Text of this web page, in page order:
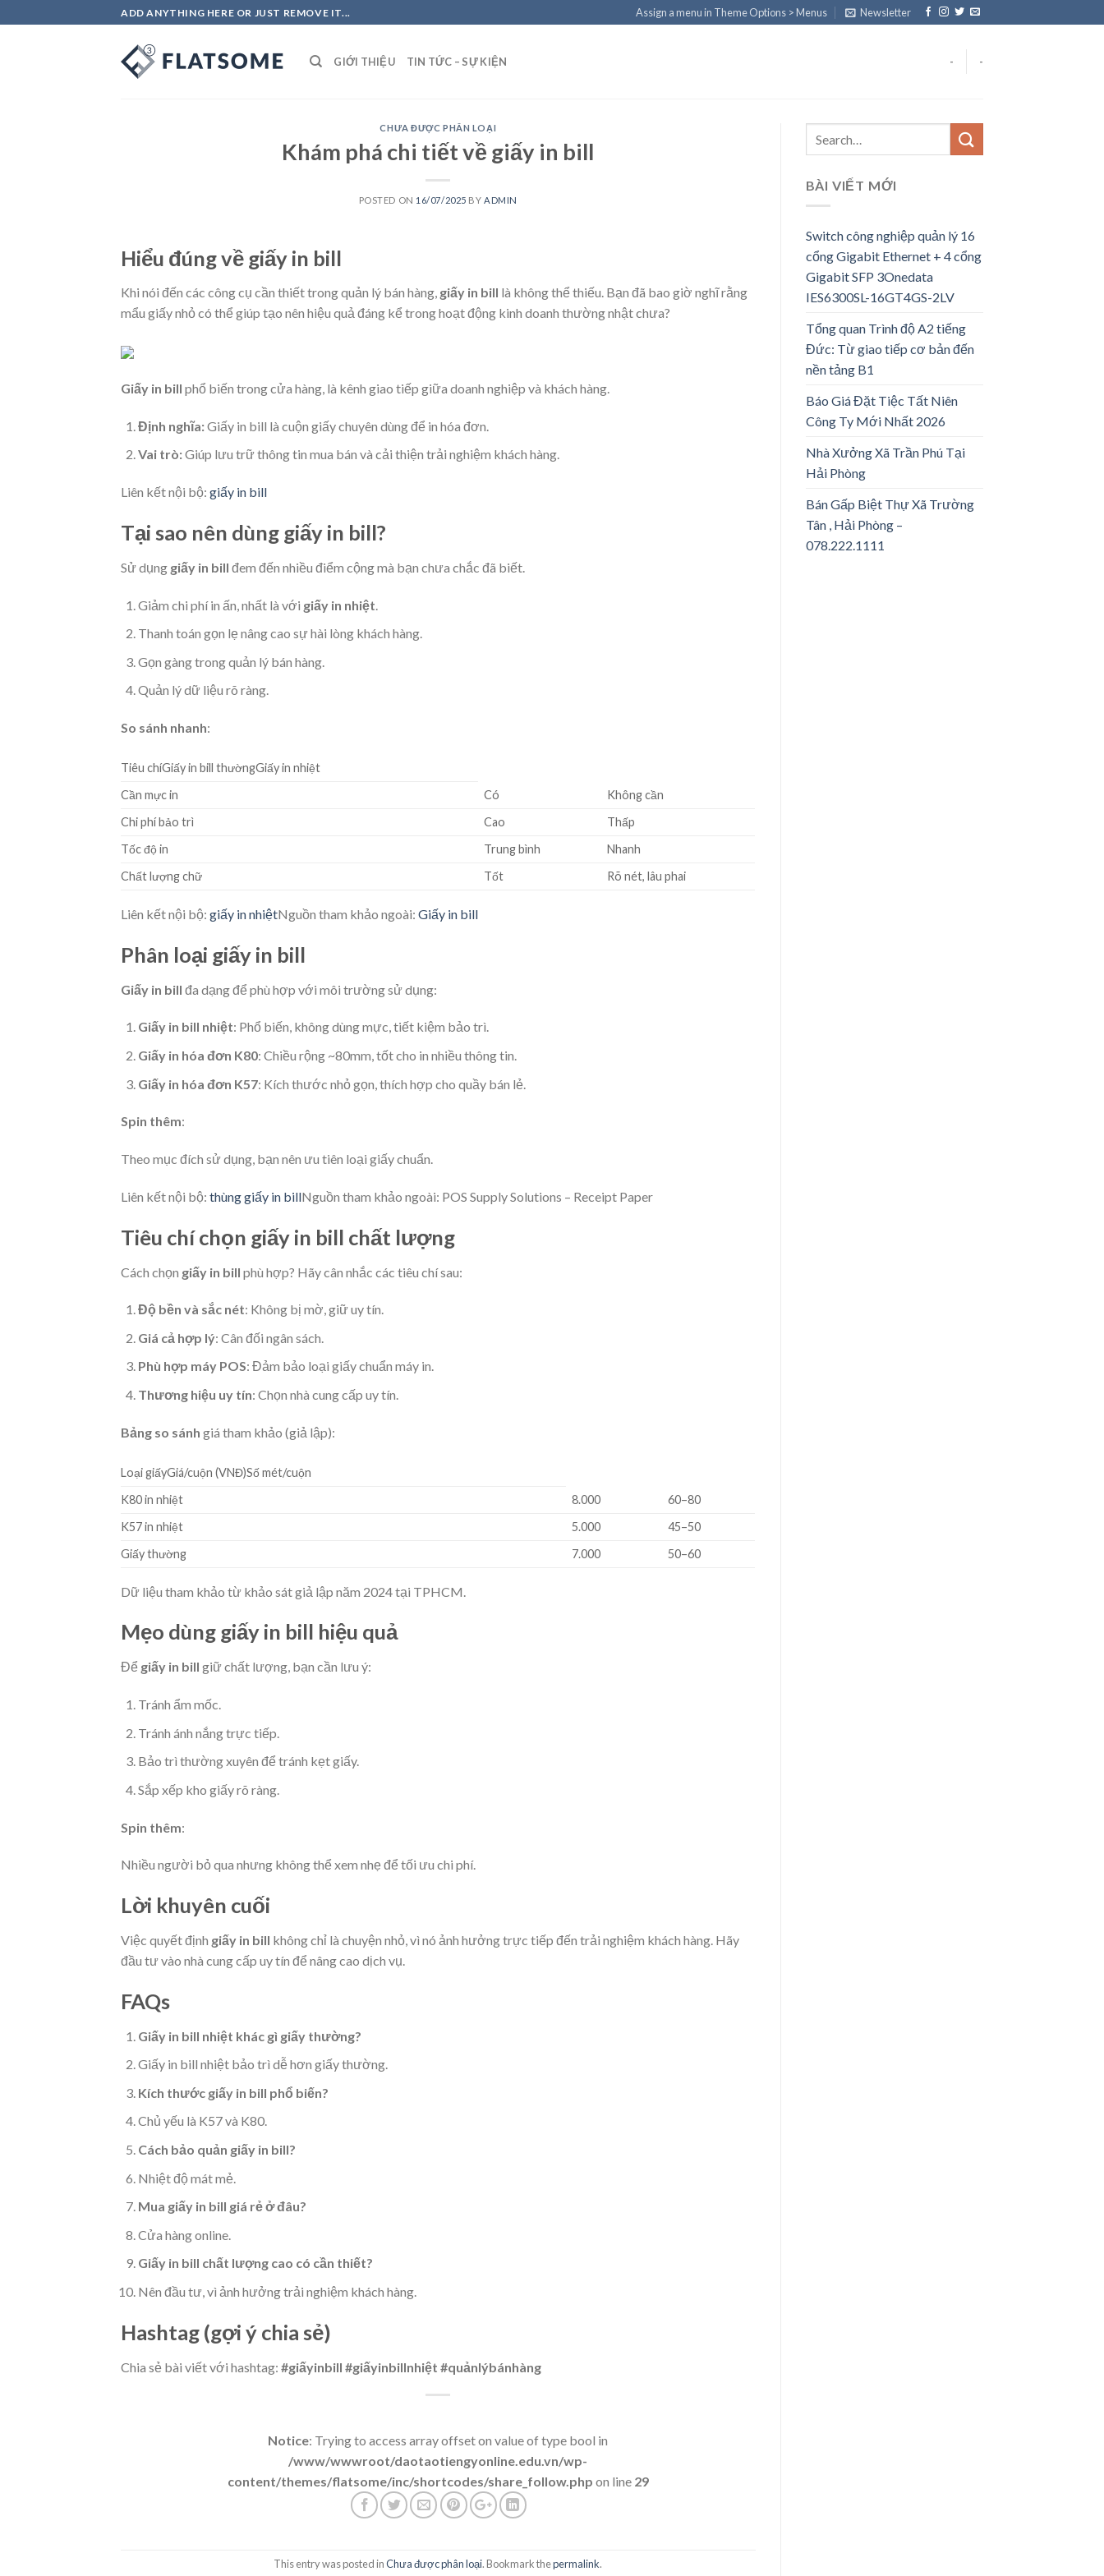
to
ADD ANYTHING HERE OR JUST REMOVE IT... Assign a menu in Theme Options > Menus Newsletter
GIỚI THIỆU TIN TỨC – SỰ KIỆN - -
CHƯA ĐƯỢC PHÂN LOẠI
Khám phá chi tiết về giấy in bill
POSTED ON 16/07/2025 BY ADMIN
Hiểu đúng về giấy in bill
Khi nói đến các công cụ cần thiết trong quản lý bán hàng, giấy in bill là không thể thiếu. Bạn đã bao giờ nghĩ rằng
mẩu giấy nhỏ có thể giúp tạo nên hiệu quả đáng kể trong hoạt động kinh doanh thường nhật chưa?
Giấy in bill phổ biến trong cửa hàng, là kênh giao tiếp giữa doanh nghiệp và khách hàng.
Định nghĩa:Giấy in bill là cuộn giấy chuyên dùng để in hóa đơn.
Vai trò:Giúp lưu trữ thông tin mua bán và cải thiện trải nghiệm khách hàng.
Liên kết nội bộ: giấy in bill
Tại sao nên dùng giấy in bill?
Sử dụng giấy in bill đem đến nhiều điểm cộng mà bạn chưa chắc đã biết.
Giảm chi phí in ấn, nhất là với giấy in nhiệt
Thanh toán gọn lẹ nâng cao sự hài lòng khách hàng.
Gọn gàng trong quản lý bán hàng.
Quản lý dữ liệu rõ ràng.
So sánh nhanh:
Tiêu chíGiấy in bill thườngGiấy in nhiệt
Cần mực in
Có
Không cần
Chi phí bảo trì
Cao
Thấp
Tốc độ in
Trung bình
Nhanh
Chất lượng chữ
Tốt Rõ nét, lâu phai
Liên kết nội bộ: giấy in nhiệtNguồn tham khảo ngoài: Giấy in bill
Phân loại giấy in bill
Giấy in bill đa dạng để phù hợp với môi trường sử dụng:
Giấy in bill nhiệt: Phổ biến, không dùng mực, tiết kiệm bảo trì.
Giấy in hóa đơn K80: Chiều rộng ~80mm, tốt cho in nhiều thông tin.
Giấy in hóa đơn K57: Kích thước nhỏ gọn, thích hợp cho quầy bán lẻ.
Spin thêm:
Theo mục đích sử dụng, bạn nên ưu tiên loại giấy chuẩn.
Liên kết nội bộ: thùng giấy in billNguồn tham khảo ngoài: POS Supply Solutions – Receipt Paper
Tiêu chí chọn giấy in bill chất lượng
Cách chọn giấy in bill phù hợp? Hãy cân nhắc các tiêu chí sau:
Độ bền và sắc nét: Không bị mờ, giữ uy tín.
Giá cả hợp lý: Cân đối ngân sách.
Phù hợp máy POS: Đảm bảo loại giấy chuẩn máy in.
Thương hiệu uy tín: Chọn nhà cung cấp uy tín.
Bảng so sánh giá tham khảo (giả lập):
Loại giấyGiá/cuộn (VNĐ)Số mét/cuộn
K80 in nhiệt
8.000
60–80
K57 in nhiệt
5.000
45–50
Giấy thường
7.000 50–60
Dữ liệu tham khảo từ khảo sát giả lập năm 2024 tại TPHCM.
Mẹo dùng giấy in bill hiệu quả
Để giấy in bill giữ chất lượng, bạn cần lưu ý:
Tránh ẩm mốc.
Tránh ánh nắng trực tiếp.
Bảo trì thường xuyên để tránh kẹt giấy.
Sắp xếp kho giấy rõ ràng.
Spin thêm:
Nhiều người bỏ qua nhưng không thể xem nhẹ để tối ưu chi phí.
Lời khuyên cuối
Việc quyết định giấy in bill không chỉ là chuyện nhỏ, vì nó ảnh hưởng trực tiếp đến trải nghiệm khách hàng. Hãy
đầu tư vào nhà cung cấp uy tín để nâng cao dịch vụ.
FAQs
Giấy in bill nhiệt khác gì giấy thường?
Giấy in bill nhiệt bảo trì dễ hơn giấy thường.
Kích thước giấy in bill phổ biến?
Chủ yếu là K57 và K80.
Cách bảo quản giấy in bill?
Nhiệt độ mát mẻ.
Mua giấy in bill giá rẻ ở đâu?
Cửa hàng online.
Giấy in bill chất lượng cao có cần thiết?
Nên đầu tư, vì ảnh hưởng trải nghiệm khách hàng.
Hashtag (gợi ý chia sẻ)
Chia sẻ bài viết với hashtag: #giấyinbill #giấyinbillnhiệt #quảnlýbánhàng
Notice: Trying to access array offset on value of type bool in
/www/wwwroot/daotaotiengyonline.edu.vn/wp-
content/themes/flatsome/inc/shortcodes/share_follow.php on line 29
This entry was posted inChưa được phân loại. Bookmark thepermalink.
BÀI VIẾT MỚI
Switch công nghiệp quản lý 16
cổng Gigabit Ethernet + 4 cổng
Gigabit SFP 3Onedata
IES6300SL-16GT4GS-2LV
Tổng quan Trình độ A2 tiếng
Đức: Từ giao tiếp cơ bản đến
nền tảng B1
Báo Giá Đặt Tiệc Tất Niên
Công Ty Mới Nhất 2026
Nhà Xưởng Xã Trần Phú Tại
Hải Phòng
Bán Gấp Biệt Thự Xã Trường
Tân , Hải Phòng –
078.222.1111